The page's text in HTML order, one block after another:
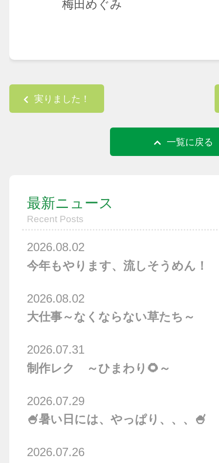
梅田めぐみ
Post navigation
実りました！
一覧に戻る
最新ニュース
Recent Posts
今年もやります、流しそうめん！
2026.08.02
大仕事～なくならない草たち～
2026.08.02
制作レク ～ひまわり🌻～
2026.07.31
🍧暑い日には、やっぱり、、、🍧
2026.07.29
2026.07.26